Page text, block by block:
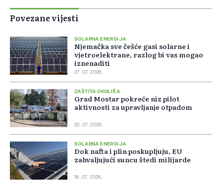
Povezane vijesti
SOLARNA ENERGIJA
Njemačka sve češće gasi solarne i
vjetroelektrane, razlog bi vas mogao
iznenaditi
27. 07. 2026.
ZAŠTITA OKOLIŠA
Grad Mostar pokreće niz pilot
aktivnosti za upravljanje otpadom
22. 07. 2026.
SOLARNA ENERGIJA
Dok nafta i plin poskupljuju, EU
zahvaljujući suncu štedi milijarde
18. 07. 2026.